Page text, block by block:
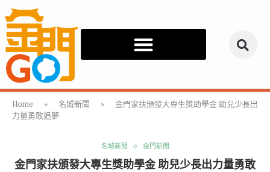
Home » 名城新聞 »
金門家扶頒發大專生獎助學金 助兒少長出
力量勇敢追夢
名城新聞 金門新聞
金門家扶頒發大專生獎助學金 助兒少長出力量勇敢